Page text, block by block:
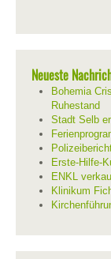
Neueste
Bohemia
Ruhestand
Stadt Selb
Erste-Hilfe-
ENKL
Klinikum